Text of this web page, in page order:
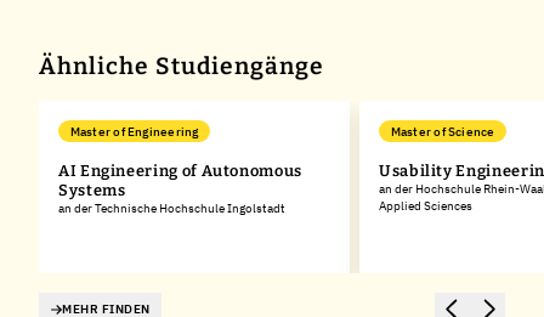
Ähnliche Studiengänge
Master of Engineering
AI Engineering of Autonomous
Systems
an der Technische Hochschule Ingolstadt
Master of Science
Usability
an der Hochschule Rhein-
Applied Sciences
MEHR FINDEN